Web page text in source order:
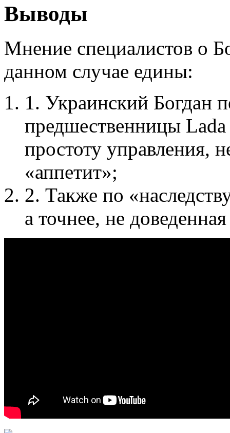
Выводы
Мнение специалистов о
данном случае едины:
1. Украинский Богдан
предшественницы
простоту управления,
«аппетит»;
2. Также по
а точнее, не